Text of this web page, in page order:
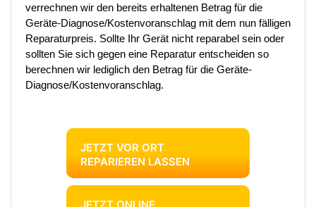
verrechnen wir den bereits erhaltenen Betrag für die
Geräte-Diagnose/Kostenvoranschlag mit dem nun fälligen
Reparaturpreis. Sollte Ihr Gerät nicht reparabel sein oder
sollten Sie sich gegen eine Reparatur entscheiden so
berechnen wir lediglich den Betrag für die Geräte-
Diagnose/Kostenvoranschlag.
JETZT VOR ORT
REPARIEREN LASSEN